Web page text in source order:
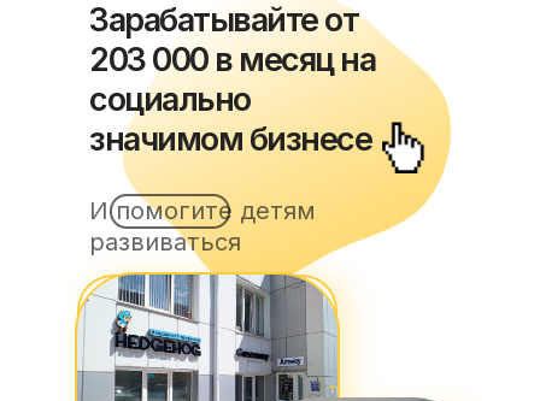
Зарабатывайте от
203 000 в месяц на
социально
значимом бизнесе
И помогите детям
развиваться